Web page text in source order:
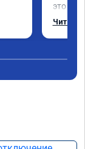
это
газов,
как
сразу.
Читать